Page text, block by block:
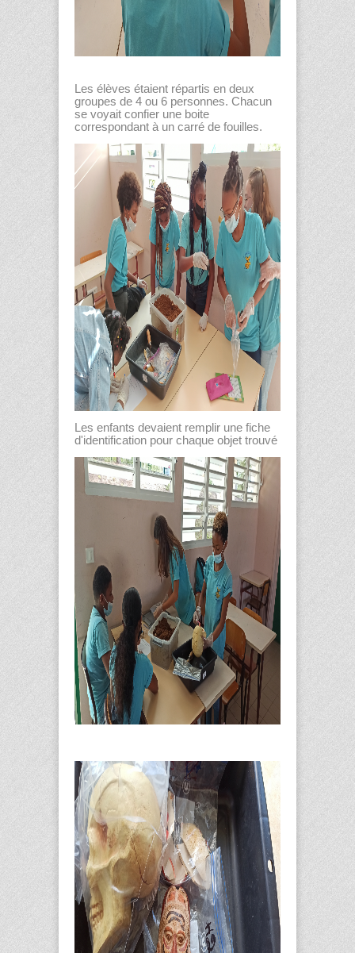
Les élèves étaient répartis en deux
groupes de 4 ou 6 personnes. Chacun
se voyait confier une boite
correspondant à un carré de fouilles.
Les enfants devaient remplir une fiche
d'identification pour chaque objet trouvé